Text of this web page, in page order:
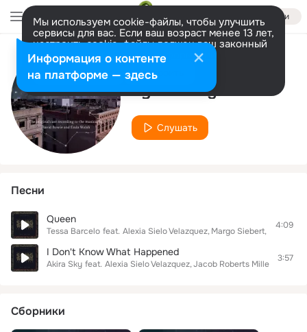
Войти
Мы используем cookie-файлы, чтобы улучшить
сервисы для вас. Если ваш возраст менее 13 лет,
настроить cookie-файлы должен ваш законный
представитель. Больше информации
Разрешить все Настроить
Исполнитель
Lynn Craig
Слушать
Песни
Queen
Tessa Barcelo feat. Alexia Sielo Velazquez Margo Siebert Lynn
4:09
I Don't Know What Happened
Akira Sky feat. Alexia Sielo Velazquez Jacob Roberts Miller Lynn
3:57
Сборники
Информация о контенте
на платформе — здесь